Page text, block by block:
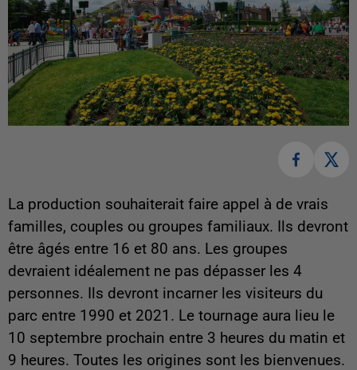
La production souhaiterait faire appel à de vrais
familles, couples ou groupes familiaux. Ils devront
être âgés entre 16 et 80 ans. Les groupes
devraient idéalement ne pas dépasser les 4
personnes. Ils devront incarner les visiteurs du
parc entre 1990 et 2021. Le tournage aura lieu le
10 septembre prochain entre 3 heures du matin et
9 heures. Toutes les origines sont les bienvenues.